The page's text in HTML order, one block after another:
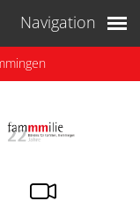
Navigation